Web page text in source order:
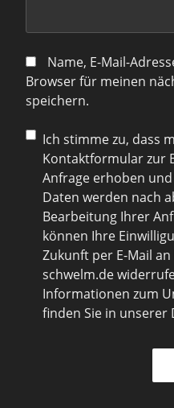
Name, E-Mail-
Browser für meinen
speichern.
Ich stimme zu, dass
Kontaktformular zur
Anfrage erhoben
Daten werden nach
Bearbeitung Ihrer
können Ihre
Zukunft per E-Mail
schwelm.de
Informationen zum
finden Sie in unserer